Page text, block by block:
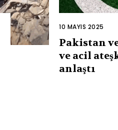
10 MAYIS 2025
Pakistan
ve acil
anlaştı